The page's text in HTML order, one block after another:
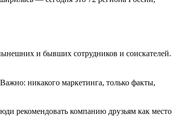
и бывших сотрудников и соискателей.
никакого маркетинга, только факты,
рекомендовать компанию друзьям как место